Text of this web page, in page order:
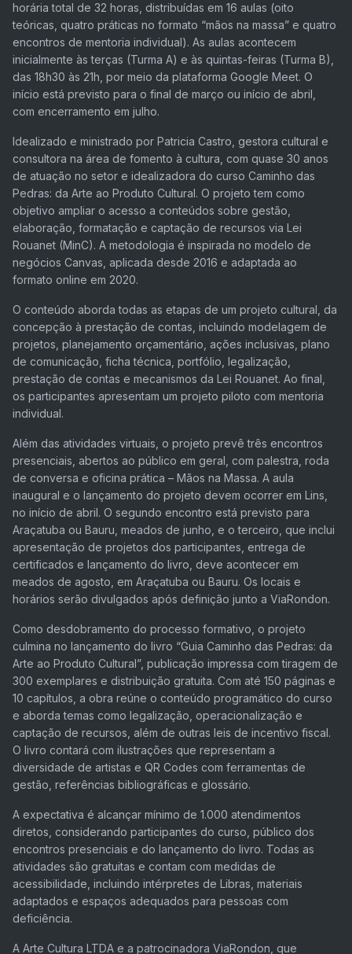
horária total de 32 horas, distribuídas em 16 aulas (oito
teóricas, quatro práticas no formato “mãos na massa” e quatro
encontros de mentoria individual). As aulas acontecem
inicialmente às terças (Turma A) e às quintas-feiras (Turma B),
das 18h30 às 21h, por meio da plataforma Google Meet. O
início está previsto para o final de março ou início de abril,
com encerramento em julho.
Idealizado e ministrado por Patricia Castro, gestora cultural e
consultora na área de fomento à cultura, com quase 30 anos
de atuação no setor e idealizadora do curso Caminho das
Pedras: da Arte ao Produto Cultural. O projeto tem como
objetivo ampliar o acesso a conteúdos sobre gestão,
elaboração, formatação e captação de recursos via Lei
Rouanet (MinC). A metodologia é inspirada no modelo de
negócios Canvas, aplicada desde 2016 e adaptada ao
formato online em 2020.
O conteúdo aborda todas as etapas de um projeto cultural, da
concepção à prestação de contas, incluindo modelagem de
projetos, planejamento orçamentário, ações inclusivas, plano
de comunicação, ficha técnica, portfólio, legalização,
prestação de contas e mecanismos da Lei Rouanet. Ao final,
os participantes apresentam um projeto piloto com mentoria
individual.
Além das atividades virtuais, o projeto prevê três encontros
presenciais, abertos ao público em geral, com palestra, roda
de conversa e oficina prática – Mãos na Massa. A aula
inaugural e o lançamento do projeto devem ocorrer em Lins,
no início de abril. O segundo encontro está previsto para
Araçatuba ou Bauru, meados de junho, e o terceiro, que inclui
apresentação de projetos dos participantes, entrega de
certificados e lançamento do livro, deve acontecer em
meados de agosto, em Araçatuba ou Bauru. Os locais e
horários serão divulgados após definição junto a ViaRondon.
Como desdobramento do processo formativo, o projeto
culmina no lançamento do livro “Guia Caminho das Pedras: da
Arte ao Produto Cultural”, publicação impressa com tiragem de
300 exemplares e distribuição gratuita. Com até 150 páginas e
10 capítulos, a obra reúne o conteúdo programático do curso
e aborda temas como legalização, operacionalização e
captação de recursos, além de outras leis de incentivo fiscal.
O livro contará com ilustrações que representam a
diversidade de artistas e QR Codes com ferramentas de
gestão, referências bibliográficas e glossário.
A expectativa é alcançar mínimo de 1.000 atendimentos
diretos, considerando participantes do curso, público dos
encontros presenciais e do lançamento do livro. Todas as
atividades são gratuitas e contam com medidas de
acessibilidade, incluindo intérpretes de Libras, materiais
adaptados e espaços adequados para pessoas com
deficiência.
A Arte Cultura LTDA e a patrocinadora ViaRondon, que